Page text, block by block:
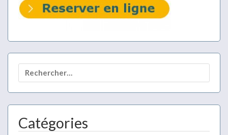
Rechercher :
Catégories